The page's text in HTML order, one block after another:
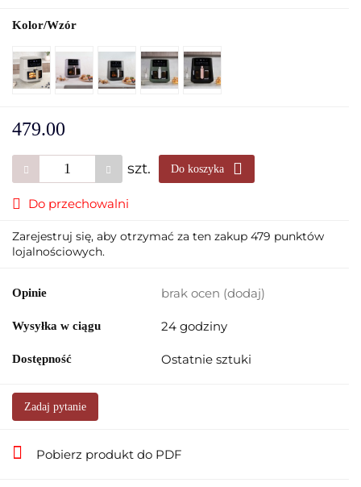
Kolor/Wzór
479.00
szt. Do koszyka
Do przechowalni
Zarejestruj się, aby otrzymać za ten zakup 479 punktów
lojalnościowych.
Opinie brak ocen (dodaj)
Wysyłka w ciągu 24 godziny
Dostępność Ostatnie sztuki
Zadaj pytanie
Pobierz produkt do PDF